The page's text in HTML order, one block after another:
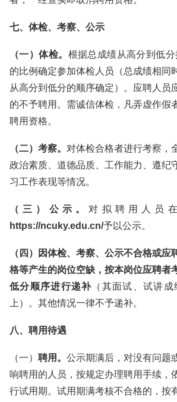
七、体检、考察、公示
（一）体检。 根据总成绩从高分到低
的比例确定参加体检人员（总成绩相同
从高分到低分的顺序确定）。应聘人员
的不予聘用。需诚信体检，凡弄虚作假
聘用资格。
（二）考察。 对体检合格者进行考察，
政治素质、道德品质、工作能力、遵纪
习工作表现等情况。
（三）公示。 对拟聘用人员在
https://ncuky.edu.cn/予以公示。
（四）因体检、考察、公示不合格或应
格等产生的岗位空缺，按本岗位应聘者
低分顺序进行递补 （其面试、试讲
上）。其他情况一律不予递补。
八、聘用待遇
（一） 聘用。 公示期满后，对没有问题
响聘用的人员，按规定办理聘用手续，
行试用期。试用期满考核不合格的，按